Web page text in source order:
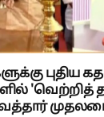
புதிய
'வெற்றித்